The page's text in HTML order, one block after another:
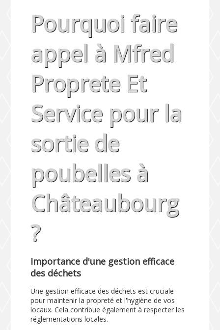
Pourquoi faire
appel à Mfred
Proprete Et
Service pour la
sortie de
poubelles à
Châteaubourg
?
Importance d'une gestion efficace
des déchets
Une gestion efficace des déchets est cruciale
pour maintenir la propreté et l'hygiène de vos
locaux. Cela contribue également à respecter les
réglementations locales.